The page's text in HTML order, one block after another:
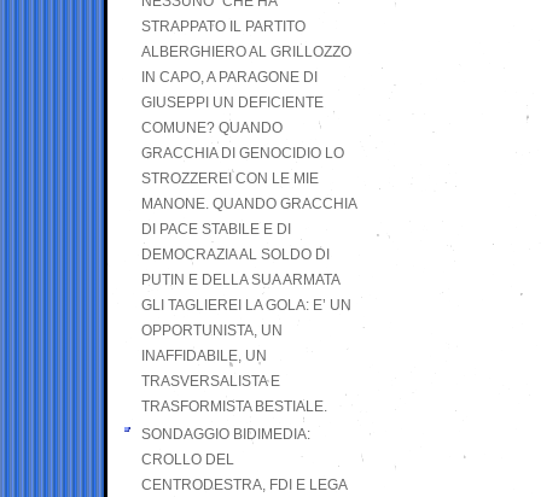
STRAPPATO IL PARTITO
ALBERGHIERO AL GRILLOZZO
IN CAPO, A PARAGONE DI
GIUSEPPI UN DEFICIENTE
COMUNE? QUANDO
GRACCHIA DI GENOCIDIO LO
STROZZEREI CON LE MIE
MANONE. QUANDO GRACCHIA
DI PACE STABILE E DI
DEMOCRAZIA AL SOLDO DI
PUTIN E DELLA SUA ARMATA
GLI TAGLIEREI LA GOLA: E’ UN
OPPORTUNISTA, UN
INAFFIDABILE, UN
TRASVERSALISTA E
TRASFORMISTA BESTIALE.
SONDAGGIO BIDIMEDIA:
CROLLO DEL
CENTRODESTRA, FDI E LEGA